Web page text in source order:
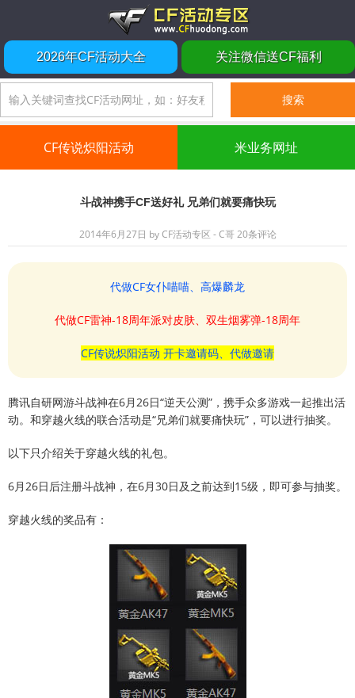
2026年CF活动大全 关注微信送CF福利
CF传说炽阳活动 米业务网址
斗战神携手CF送好礼 兄弟们就要痛快玩
2014年6月27日 byCF活动专区 - C哥 20条评论
代做CF女仆喵喵、高爆麟龙
代做CF雷神-18周年派对皮肤、双生烟雾弹-18周年
CF传说炽阳活动 开卡邀请码、代做邀请
腾讯自研网游斗战神在6月26日“逆天公测”，携手众多游戏一起推出活
动。和穿越火线的联合活动是“兄弟们就要痛快玩”，可以进行抽奖。
以下只介绍关于穿越火线的礼包。
6月26日后注册斗战神，在6月30日及之前达到15级，即可参与抽奖。
穿越火线的奖品有：